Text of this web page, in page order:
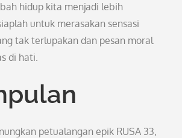
hidup kita menjadi lebih
untuk merasakan sensasi
tak terlupakan dan pesan moral
di hati.
petualangan epik RUSA 33,